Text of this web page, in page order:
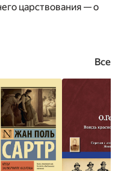
царствования — о
Все